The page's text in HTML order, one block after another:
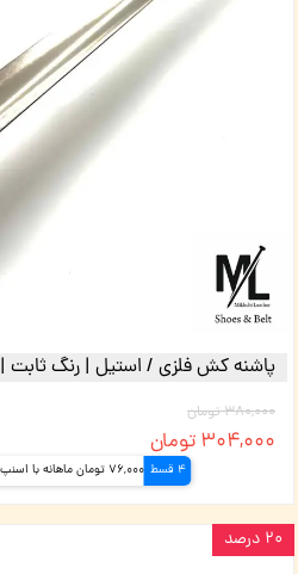
پاشنه کش فلزی / استیل | رنگ ثابت | 70 سانتی | چرم میخچی
۳۸۰,۰۰۰ تومان
۳۰۴,۰۰۰ تومان
4 قسط 76,000 تومان ماهانه با اسنپ‌پی (بدون کارمزد)
۲۰ درصد